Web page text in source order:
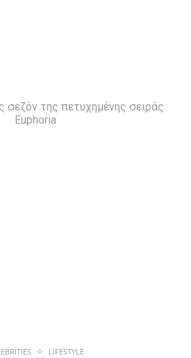
σεζόν της πετυχημένης σειράς
Euphoria
LIFESTYLE